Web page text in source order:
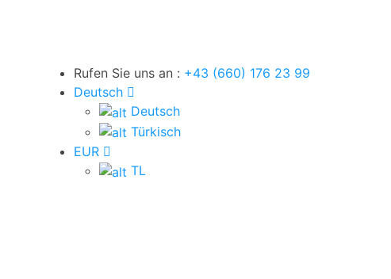
Supergünstige Angebote
Rufen Sie uns an : +43 (660) 176 23 99
Deutsch
Deutsch
Türkisch
EUR
TL